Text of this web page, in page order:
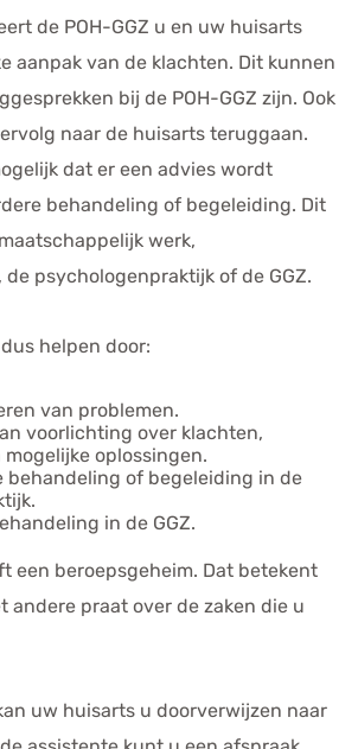
de POH-GGZ u en uw huisarts
aanpak van de klachten. Dit kunnen
bij de POH-GGZ zijn. Ook
naar de huisarts teruggaan.
dat er een advies wordt
behandeling of begeleiding. Dit
werk,
psychologenpraktijk of de GGZ.
dus helpen door:
van problemen.
voorlichting over klachten,
mogelijke oplossingen.
behandeling of begeleiding in de
in de GGZ.
een beroepsgeheim. Dat betekent
andere praat over de zaken die u
uw huisarts u doorverwijzen naar